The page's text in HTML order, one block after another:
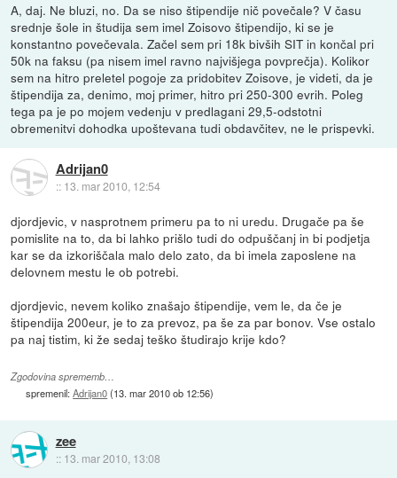
A, daj. Ne bluzi, no. Da se niso štipendije nič povečale? V času
srednje šole in študija sem imel Zoisovo štipendijo, ki se je
konstantno povečevala. Začel sem pri 18k bivših SIT in končal pri
50k na faksu (pa nisem imel ravno najvišjega povprečja). Kolikor
sem na hitro preletel pogoje za pridobitev Zoisove, je videti, da je
štipendija za, denimo, moj primer, hitro pri 250-300 evrih. Poleg
tega pa je po mojem vedenju v predlagani 29,5-odstotni
obremenitvi dohodka upoštevana tudi obdavčitev, ne le prispevki.
Adrijan0
:: 13. mar 2010, 12:54
djordjevic, v nasprotnem primeru pa to ni uredu. Drugače pa še
pomislite na to, da bi lahko prišlo tudi do odpuščanj in bi podjetja
kar se da izkoriščala malo delo zato, da bi imela zaposlene na
delovnem mestu le ob potrebi.
djordjevic, nevem koliko znašajo štipendije, vem le, da če je
štipendija 200eur, je to za prevoz, pa še za par bonov. Vse ostalo
pa naj tistim, ki že sedaj teško študirajo krije kdo?
Zgodovina sprememb…
spremenil:Adrijan0(13. mar 2010 ob 12:56)
zee
:: 13. mar 2010, 13:08